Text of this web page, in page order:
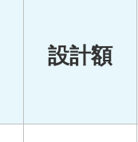
設計額